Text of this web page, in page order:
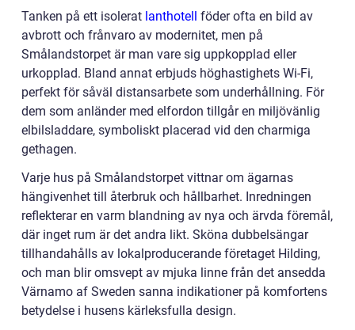
Tanken på ett isolerat lanthotell föder ofta en bild av
avbrott och frånvaro av modernitet, men på
Smålandstorpet är man vare sig uppkopplad eller
urkopplad. Bland annat erbjuds höghastighets Wi-Fi,
perfekt för såväl distansarbete som underhållning. För
dem som anländer med elfordon tillgår en miljövänlig
elbilsladdare, symboliskt placerad vid den charmiga
gethagen.
Varje hus på Smålandstorpet vittnar om ägarnas
hängivenhet till återbruk och hållbarhet. Inredningen
reflekterar en varm blandning av nya och ärvda föremål,
där inget rum är det andra likt. Sköna dubbelsängar
tillhandahålls av lokalproducerande företaget Hilding,
och man blir omsvept av mjuka linne från det ansedda
Värnamo af Sweden sanna indikationer på komfortens
betydelse i husens kärleksfulla design.